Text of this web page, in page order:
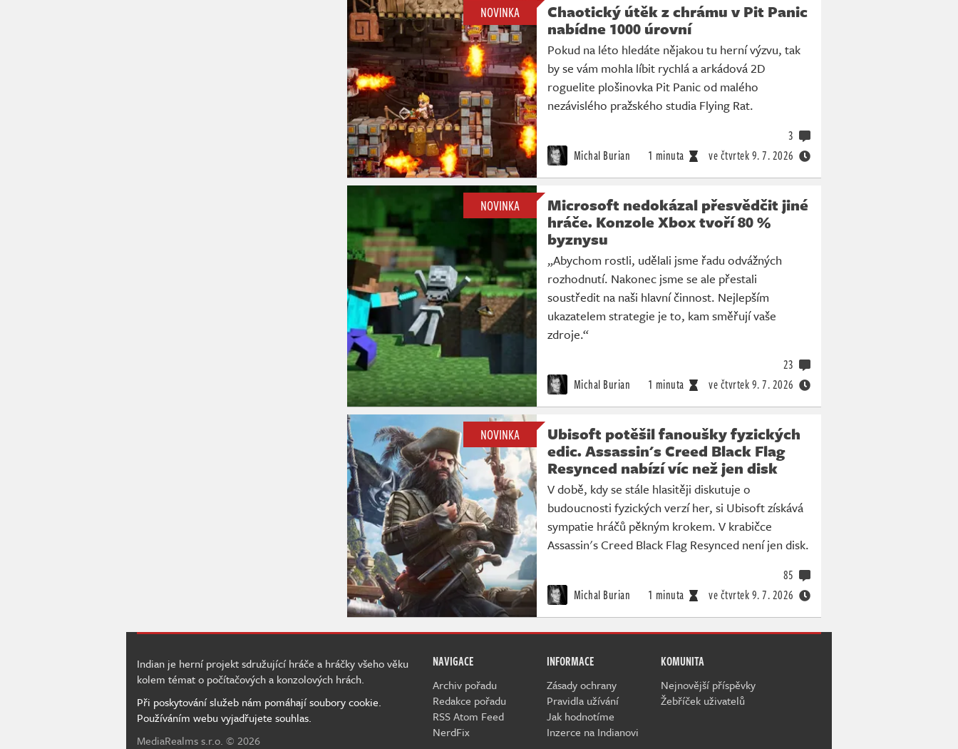
NOVINKA
Chaotický útěk z chrámu v Pit Panic
nabídne 1000 úrovní
Pokud na léto hledáte nějakou tu herní výzvu, tak
by se vám mohla líbit rychlá a arkádová 2D
roguelite plošinovka Pit Panic od malého
nezávislého pražského studia Flying Rat.
Michal Burian 1 minuta ve čtvrtek9. 7. 2026
3
NOVINKA
Microsoft nedokázal přesvědčit jiné
hráče. Konzole Xbox tvoří 80 %
byznysu
„Abychom rostli, udělali jsme řadu odvážných
rozhodnutí. Nakonec jsme se ale přestali
soustředit na naši hlavní činnost. Nejlepším
ukazatelem strategie je to, kam směřují vaše
zdroje.“
Michal Burian 1 minuta ve čtvrtek9. 7. 2026
23
NOVINKA
Ubisoft potěšil fanoušky fyzických
edic. Assassin's Creed Black Flag
Resynced nabízí víc než jen disk
V době, kdy se stále hlasitěji diskutuje o
budoucnosti fyzických verzí her, si Ubisoft získává
sympatie hráčů pěkným krokem. V krabičce
Assassin's Creed Black Flag Resynced není jen disk.
Michal Burian 1 minuta ve čtvrtek9. 7. 2026
85
NAVIGACE
Archiv pořadu
Redakce pořadu
RSS Atom Feed
NerdFix
INFORMACE
Zásady ochrany
Pravidla užívání
Jak hodnotíme
Inzerce na Indianovi
KOMUNITA
Nejnovější příspěvky
Žebříček uživatelů
Indian je herní projekt sdružující hráče a hráčky všeho věku
kolem témat o počítačových a konzolových hrách.
Při poskytování služeb nám pomáhají soubory cookie.
Používáním webu vyjadřujete souhlas.
MediaRealms s.r.o. © 2026